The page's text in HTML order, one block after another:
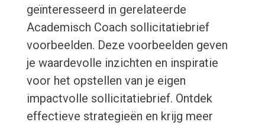
geïnteresseerd in gerelateerde
Academisch Coach sollicitatiebrief
voorbeelden. Deze voorbeelden geven
je waardevolle inzichten en inspiratie
voor het opstellen van je eigen
impactvolle sollicitatiebrief. Ontdek
effectieve strategieën en krijg meer